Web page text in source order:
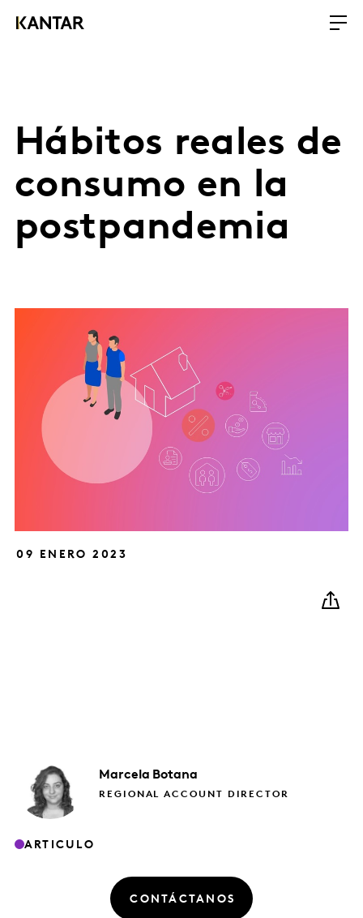
Hábitos reales de
consumo en la
postpandemia
09 ENERO 2023
Marcela Botana
REGIONAL ACCOUNT DIRECTOR
ARTICULO
CONTÁCTANOS